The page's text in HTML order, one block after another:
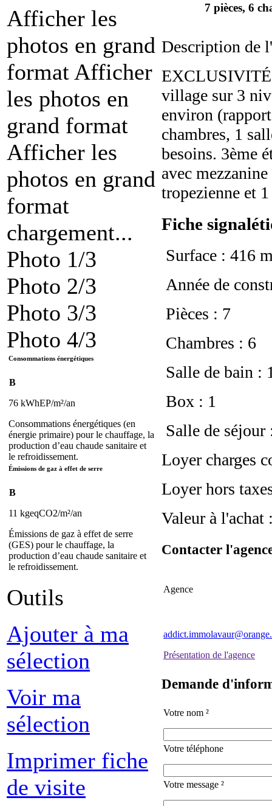
Afficher les
photos en grand
format Afficher
les photos en
grand format
Afficher les
photos en grand
format
chargement...
Photo 1/3
Photo 2/3
Photo 3/3
Photo 4/3
Consommations énergétiques
B
76 kWhEP/m²/an
Consommations énergétiques (en
énergie primaire) pour le chauffage, la
production d’eau chaude sanitaire et
le refroidissement.
Émissions de gaz à effet de serre
B
11 kgeqCO2/m²/an
Émissions de gaz à effet de serre
(GES) pour le chauffage, la
production d’eau chaude sanitaire et
le refroidissement.
Outils
Ajouter à ma
sélection
Voir ma
sélection
Imprimer fiche
de visite
7 pièces, 6
Description de
village sur 3
environ
chambres, 1
besoins. 3ème
avec
tropezienne et
Fiche
Surface : 416
Année de
Pièces : 7
Chambres : 6
Salle de bain :
Box : 1
Salle de séjour
Loyer charges
Loyer hors
Valeur à l'achat
Contacter
Agence
Présentation de l'agence
Demande
Votre nom ²
Votre téléphone
Votre message ²